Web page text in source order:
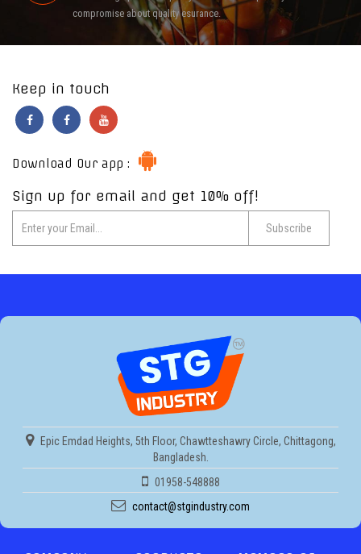
compromise about quality esurance.
Keep in touch
Download Our app :
Sign up for email and get 10% off!
Epic Emdad Heights, 5th Floor, Chawtteshawry Circle, Chittagong,
Bangladesh.
01958-548888
contact@stgindustry.com